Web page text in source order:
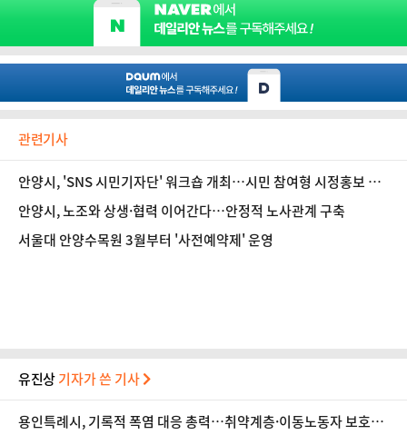
관련기사
안양시, 'SNS 시민기자단' 워크숍 개최…시민 참여형 시정홍보 강
화
안양시, 노조와 상생·협력 이어간다…안정적 노사관계 구축
서울대 안양수목원 3월부터 '사전예약제' 운영
유진상기자가 쓴 기사
용인특례시, 기록적 폭염 대응 총력…취약계층·이동노동자 보호